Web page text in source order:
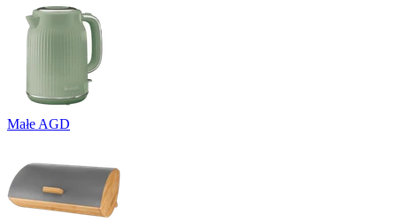
Małe AGD